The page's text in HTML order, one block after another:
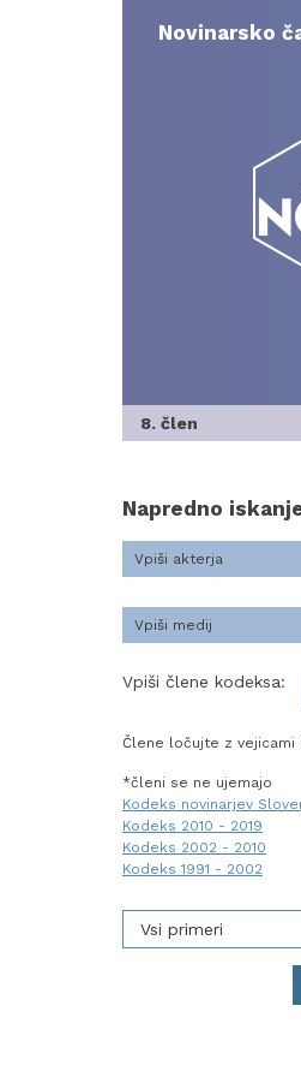
contentNovinarsko
8. člen
Napredno
Vpiši člene kodeksa:
Člene ločujte z vejicami
*členi se ne ujemajo
Kodeks novinarjev
Kodeks 2010 - 2019
Kodeks 2002 - 2010
Kodeks 1991 - 2002
Vsi primeri